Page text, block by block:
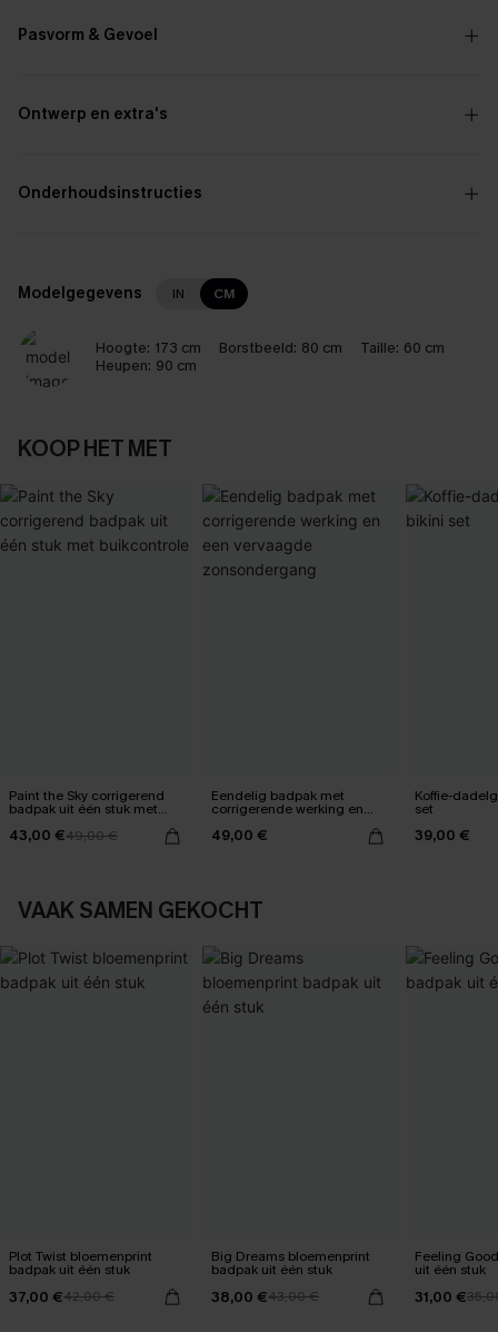
Pasvorm & Gevoel
Ontwerp en extra's
Onderhoudsinstructies
Modelgegevens IN CM
Hoogte: 173 cm Borstbeeld: 80 cm Taille: 60 cm
Heupen: 90 cm
KOOP HET MET
Paint the Sky corrigerend
badpak uit één stuk met
buikcontrole
43,00 €49,00 €
Eendelig badpak met
corrigerende werking en
een vervaagde
zonsondergang
49,00 €
Koffie-
set
39,00 €
VAAK SAMEN GEKOCHT
Plot Twist bloemenprint
badpak uit één stuk
37,00 €42,00 €
Big Dreams bloemenprint
badpak uit één stuk
38,00 €43,00 €
Feeling
uit één stuk
31,00 €